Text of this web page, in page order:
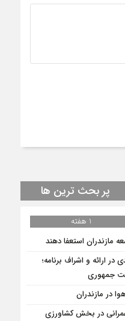
پر بحث ترین ها
1 هفته
مازندران استعفا دهند
در ارائه و اشراف برنامه؛
جمهوری
در مازندران
عمرانی در بخش کشاورزی